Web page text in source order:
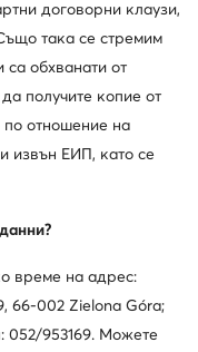
цена
договорни клаузи,
така се стремим
обхванати от
получите копие от
по отношение на
извън ЕИП, като се
време на адрес:
66-002 Zielona Góra;
052/953169. Можете